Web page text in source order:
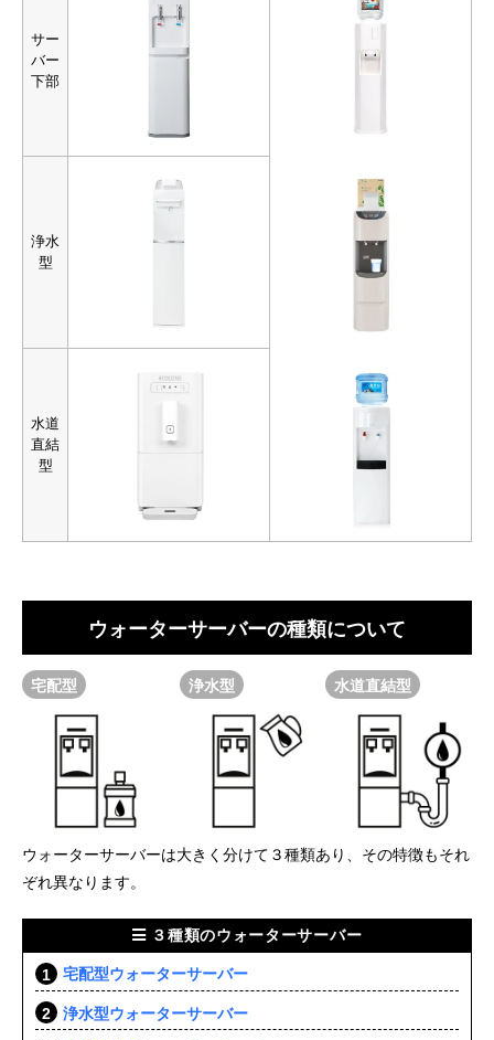
サー
バー
下部
浄水
型
水道
直結
型
ウォーターサーバーの種類について
宅配型 浄水型 水道直結型
ウォーターサーバーは大きく分けて３種類あり、その特徴もそれ
ぞれ異なります。
３種類のウォーターサーバー
宅配型ウォーターサーバー
浄水型ウォーターサーバー